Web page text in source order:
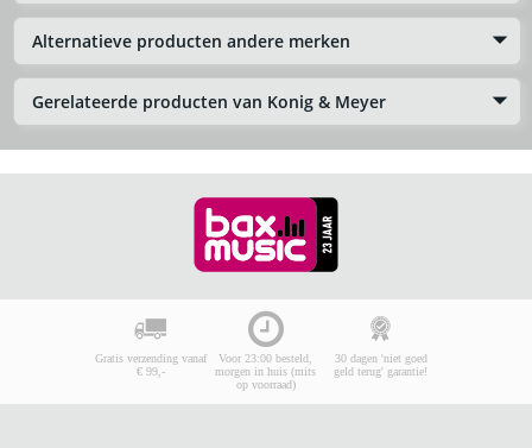
Alternatieve producten andere merken
Gerelateerde producten van Konig & Meyer
Gratis verzending vanaf
€ 99,-
Voor 23:00 besteld,
morgen in huis (mits
op voorraad)
30 dagen 'niet goed
geld terug' garantie!